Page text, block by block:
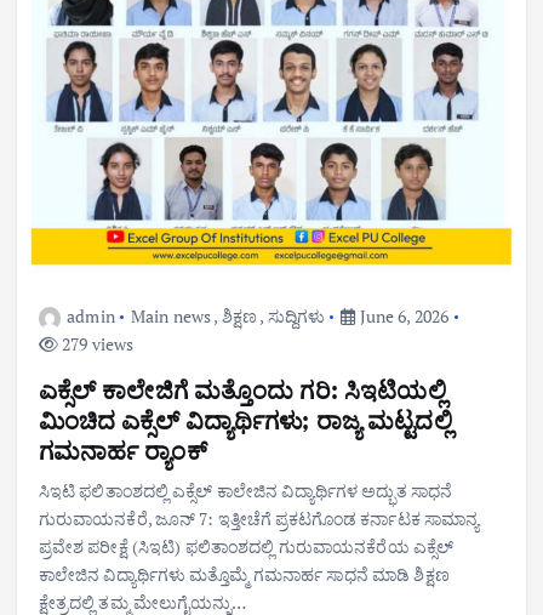
admin Main news, ಶಿಕ್ಷಣ , ಸುದ್ದಿಗಳು
June 6, 2026
279 views
ಎಕ್ಸೆಲ್ ಕಾಲೇಜಿಗೆ ಮತ್ತೊಂದು ಗರಿ: ಸಿಇಟಿಯಲ್ಲಿ
ಮಿಂಚಿದ ಎಕ್ಸೆಲ್ ವಿದ್ಯಾರ್ಥಿಗಳು; ರಾಜ್ಯ ಮಟ್ಟದಲ್ಲಿ
ಗಮನಾರ್ಹ ರ‍್ಯಾಂಕ್
ಸಿಇಟಿ ಫಲಿತಾಂಶದಲ್ಲಿ ಎಕ್ಸೆಲ್ ಕಾಲೇಜಿನ ವಿದ್ಯಾರ್ಥಿಗಳ ಅದ್ಭುತ ಸಾಧನೆ
ಗುರುವಾಯನಕೆರೆ, ಜೂನ್ 7: ಇತ್ತೀಚೆಗೆ ಪ್ರಕಟಗೊಂಡ ಕರ್ನಾಟಕ ಸಾಮಾನ್ಯ
ಪ್ರವೇಶ ಪರೀಕ್ಷೆ (ಸಿಇಟಿ) ಫಲಿತಾಂಶದಲ್ಲಿ ಗುರುವಾಯನಕೆರೆಯ ಎಕ್ಸೆಲ್
ಕಾಲೇಜಿನ ವಿದ್ಯಾರ್ಥಿಗಳು ಮತ್ತೊಮ್ಮೆ ಗಮನಾರ್ಹ ಸಾಧನೆ ಮಾಡಿ ಶಿಕ್ಷಣ
ಕ್ಷೇತ್ರದಲ್ಲಿ ತಮ್ಮ ಮೇಲುಗೈಯನ್ನು…